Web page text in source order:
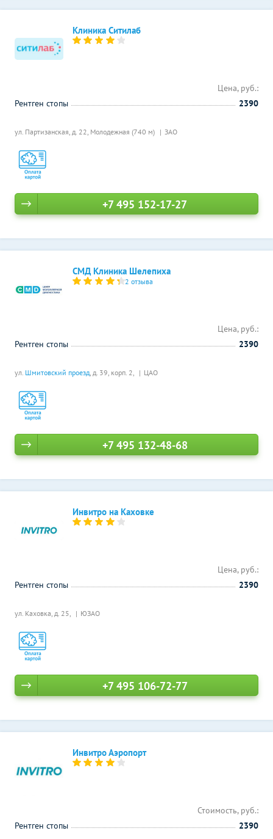
Клиника Ситилаб
ул. Партизанская, д. 22, Молодежная (740 м) ЗАО
Цена, руб.:
Рентген стопы
2390
+7 495 152-17-27
СМД Клиника Шелепиха
2 отзыва
ул. Шмитовский проезд, д. 39, корп. 2, ЦАО
Цена, руб.:
Рентген стопы
2390
+7 495 132-48-68
Инвитро на Каховке
ул. Каховка, д. 25, ЮЗАО
Цена, руб.:
Рентген стопы
2390
+7 495 106-72-77
Инвитро Аэропорт
Стоимость, руб.:
Рентген стопы
2390